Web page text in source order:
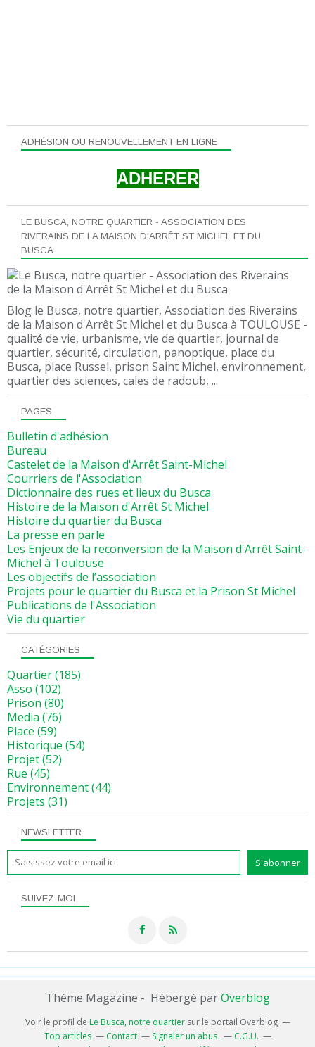
NEWSLETTER
SUIVEZ-MOI
LE BUSCA, NOTRE QUARTIER - ASSOCIATION DES
RIVERAINS DE LA MAISON D'ARRÊT ST MICHEL ET DU
BUSCA
Blog le Busca, notre quartier, Association des Riverains
de la Maison d'Arrêt St Michel et du Busca à TOULOUSE -
qualité de vie, urbanisme, vie de quartier, journal de
quartier, sécurité, circulation, panoptique, place du
Busca, place Russel, prison Saint Michel, environnement,
quartier des sciences, cales de radoub, ...
PAGES
Bulletin d'adhésion
Bureau
Castelet de la Maison d'Arrêt Saint-Michel
Courriers de l'Association
Dictionnaire des rues et lieux du Busca
Histoire de la Maison d'Arrêt St Michel
Histoire du quartier du Busca
La presse en parle
Les Enjeux de la reconversion de la Maison d'Arrêt Saint-
Michel à Toulouse
Les objectifs de l’association
Projets pour le quartier du Busca et la Prison St Michel
Publications de l'Association
Vie du quartier
CATÉGORIES
Quartier(185)
Asso (102)
Prison (80)
Media (76)
Place (59)
Historique (54)
Projet(52)
Rue (45)
Environnement(44)
Projets (31)
ADHÉSION OU RENOUVELLEMENT EN LIGNE
ADHERER
Thème Magazine - Hébergé parOverblog
Voir le profil de Le Busca, notre quartiersur le portail Overblog
Top articles
Contact Signaler un abus
C.G.U.